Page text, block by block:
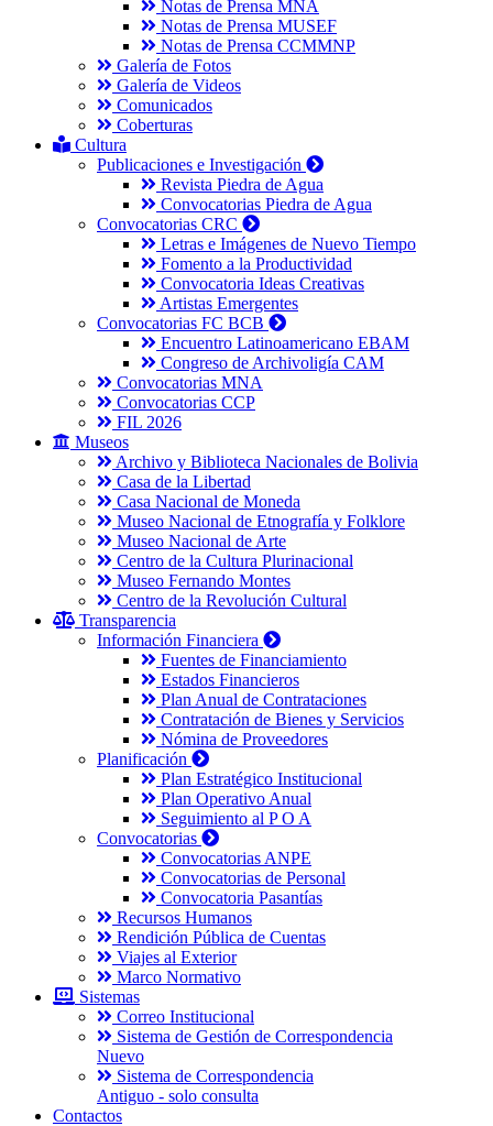
Notas de Prensa MNA
Notas de Prensa MUSEF
Notas de Prensa CCMMNP
Galería de Fotos
Galería de Videos
Comunicados
Coberturas
Cultura
Publicaciones e Investigación
Revista Piedra de Agua
Convocatorias Piedra de Agua
Convocatorias CRC
Letras e Imágenes de Nuevo Tiempo
Fomento a la Productividad
Convocatoria Ideas Creativas
Artistas Emergentes
Convocatorias FC BCB
Encuentro Latinoamericano EBAM
Congreso de Archivoligía CAM
Convocatorias MNA
Convocatorias CCP
FIL 2026
Museos
Archivo y Biblioteca Nacionales de Bolivia
Casa de la Libertad
Casa Nacional de Moneda
Museo Nacional de Etnografía y Folklore
Museo Nacional de Arte
Centro de la Cultura Plurinacional
Museo Fernando Montes
Centro de la Revolución Cultural
Transparencia
Información Financiera
Fuentes de Financiamiento
Estados Financieros
Plan Anual de Contrataciones
Contratación de Bienes y Servicios
Nómina de Proveedores
Planificación
Plan Estratégico Institucional
Plan Operativo Anual
Seguimiento al P O A
Convocatorias
Convocatorias ANPE
Convocatorias de Personal
Convocatoria Pasantías
Recursos Humanos
Rendición Pública de Cuentas
Viajes al Exterior
Marco Normativo
Sistemas
Correo Institucional
Sistema de Gestión de Correspondencia
Nuevo
Sistema de Correspondencia
Antiguo - solo consulta
Contactos